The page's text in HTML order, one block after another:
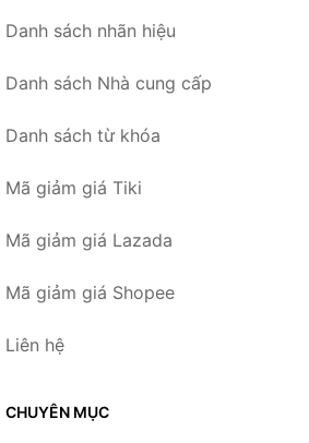
Danh sách nhãn hiệu
Danh sách Nhà cung cấp
Danh sách từ khóa
Mã giảm giá Tiki
Mã giảm giá Lazada
Mã giảm giá Shopee
Liên hệ
CHUYÊN MỤC